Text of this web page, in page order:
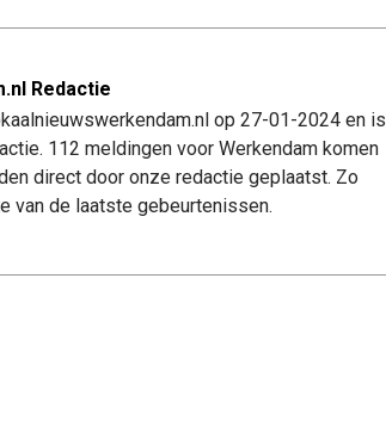
Redactie
op 27-01-2024 en is
112 meldingen voor Werkendam komen
direct door onze redactie geplaatst. Zo
van de laatste gebeurtenissen.